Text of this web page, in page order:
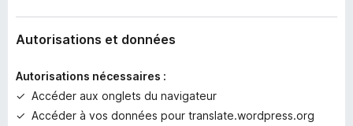
e
n
t
p
o
Autorisations et données
Autorisations nécessaires :
Accéder aux onglets du navigateur
Accéder à vos données pour translate.wordpress.org